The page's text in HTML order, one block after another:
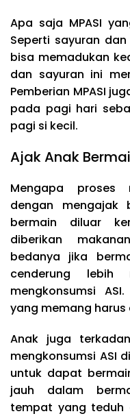
Apa saja MPASI
Seperti sayuran
bisa memadukan
dan sayuran ini
Pemberian MPASI
pada pagi hari
pagi si kecil.
Ajak Anak
Mengapa proses
dengan
bermain diluar
diberikan
bedanya jika
cenderung lebih
mengkonsumsi
yang memang harus
Anak juga
mengkonsumsi ASI
untuk dapat
jauh dalam
tempat yang teduh